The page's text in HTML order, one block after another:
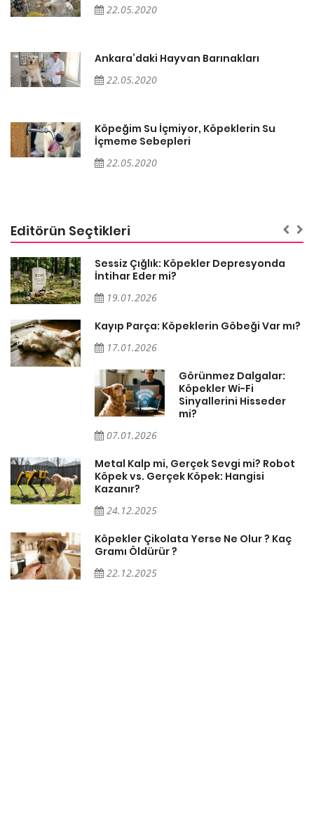
22.05.2020
Ankara’daki Hayvan Barınakları
22.05.2020
Köpeğim Su İçmiyor, Köpeklerin Su
İçmeme Sebepleri
22.05.2020
Editörün Seçtikleri
Sessiz Çığlık: Köpekler Depresyonda
İntihar Eder mi?
19.01.2026
Kayıp Parça: Köpeklerin Göbeği Var mı?
17.01.2026
Görünmez Dalgalar:
Köpekler Wi-Fi
Sinyallerini Hisseder
mi?
07.01.2026
Metal Kalp mi, Gerçek Sevgi mi? Robot
Köpek vs. Gerçek Köpek: Hangisi
Kazanır?
24.12.2025
Köpekler Çikolata Yerse Ne Olur ? Kaç
Gramı Öldürür ?
22.12.2025